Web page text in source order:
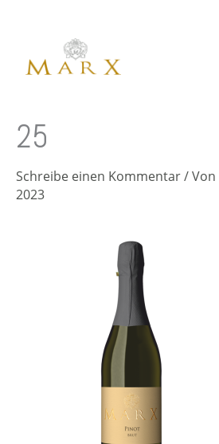
25
Schreibe einen Kommentar/ Von
2023